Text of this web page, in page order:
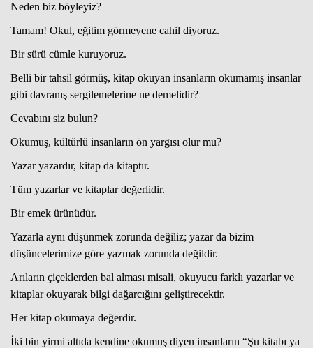
Neden biz böyleyiz?
Tamam! Okul, eğitim görmeyene cahil diyoruz.
Bir sürü cümle kuruyoruz.
Belli bir tahsil görmüş, kitap okuyan insanların okumamış insanlar
gibi davranış sergilemelerine ne demelidir?
Cevabını siz bulun?
Okumuş, kültürlü insanların ön yargısı olur mu?
Yazar yazardır, kitap da kitaptır.
Tüm yazarlar ve kitaplar değerlidir.
Bir emek ürünüdür.
Yazarla aynı düşünmek zorunda değiliz; yazar da bizim
düşüncelerimize göre yazmak zorunda değildir.
Arıların çiçeklerden bal alması misali, okuyucu farklı yazarlar ve
kitaplar okuyarak bilgi dağarcığını geliştirecektir.
Her kitap okumaya değerdir.
İki bin yirmi altıda kendine okumuş diyen insanların “Şu kitabı ya